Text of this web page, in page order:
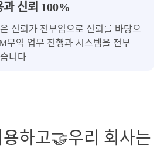
과 신뢰 100%
신뢰가 전부임으로 신뢰를 바탕으
무역 업무 진행과 시스템을 전부
니다
하고🤝우리 회사는